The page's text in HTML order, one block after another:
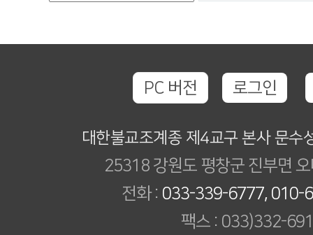
PC 버전 로그인
대한불교조계종 제4교구 본사 문수
25318 강원도 평창군 진부면
전화 : 033-339-6777, 010-
팩스 : 033)332-